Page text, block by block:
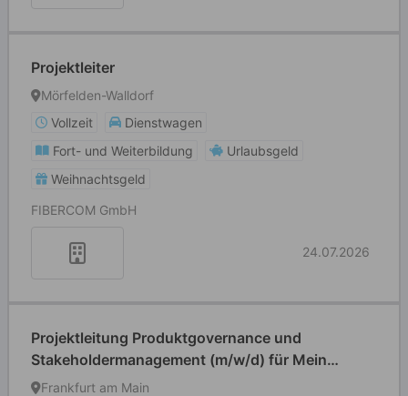
Projektleiter
Mörfelden-Walldorf
Vollzeit
Dienstwagen
Fort- und Weiterbildung
Urlaubsgeld
Weihnachtsgeld
FIBERCOM GmbH
24.07.2026
Projektleitung Produktgovernance und
Stakeholdermanagement (m/w/d) für Mein
Unternehmenskonto, Governikus und
Frankfurt am Main